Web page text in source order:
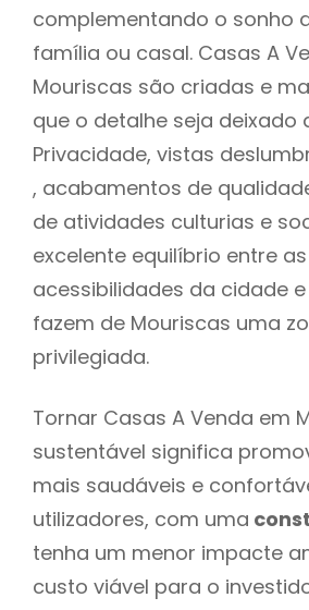
complementando o sonho
família ou casal. Casas A
Mouriscas são criadas e
que o detalhe seja deixado
Privacidade, vistas
, acabamentos de
de atividades culturias e
excelente equilíbrio entre as
acessibilidades da cidade
fazem de Mouriscas uma
privilegiada.
Tornar Casas A Venda em
sustentável significa
mais saudáveis e
utilizadores, com uma
tenha um menor impacte
custo viável para o